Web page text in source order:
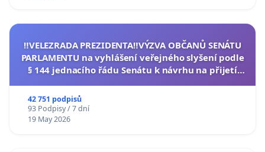
‼️VELEZRADA PREZIDENTA‼️VÝZVA OBČANŮ SENÁTU
PARLAMENTU na vyhlášení veřejného slyšení podle
§ 144 jednacího řádu Senátu k návrhu na přijetí
42 751 podpisů
93 Podpisy / 7 dní
19 May 2026